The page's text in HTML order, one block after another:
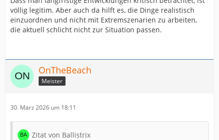
völlig legitim. Aber auch da hilft es, die Dinge realistisch
einzuordnen und nicht mit Extremszenarien zu arbeiten,
die aktuell schlicht nicht zur Situation passen.
OnTheBeach
Meister
30. März 2026 um 18:11
Zitat von Ballistrix